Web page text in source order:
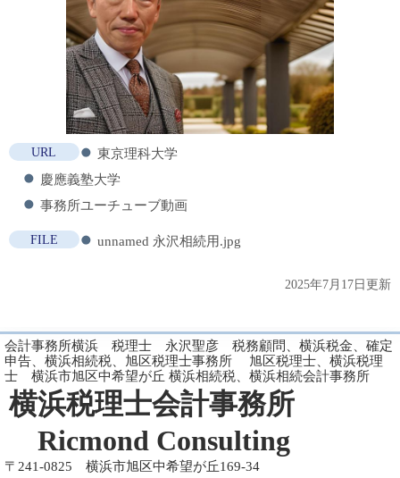
URL
東京理科大学
慶應義塾大学
事務所ユーチューブ動画
FILE unnamed 永沢相続用.jpg
2025年7月17日更新
会計事務所横浜 税理士 永沢聖彦 税務顧問、横浜税金、確定
申告、横浜相続税、旭区税理士事務所 旭区税理士、横浜税理
士 横浜市旭区中希望が丘 横浜相続税、横浜相続会計事務所
横浜税理士会計事務所
Ricmond Consulting
〒241-0825 横浜市旭区中希望が丘169-34